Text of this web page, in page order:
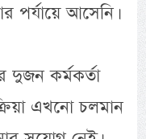
পর্যায়ে আসেনি।
দুজন কর্মকর্তা
এখনো চলমান